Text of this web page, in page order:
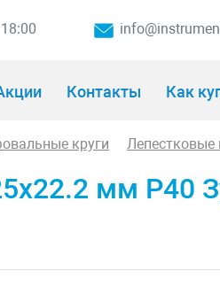
Контакты Как
круги Лепестковые
мм P40